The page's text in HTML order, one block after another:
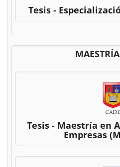
Tesis -
Tesis - Maestría en
Empresas